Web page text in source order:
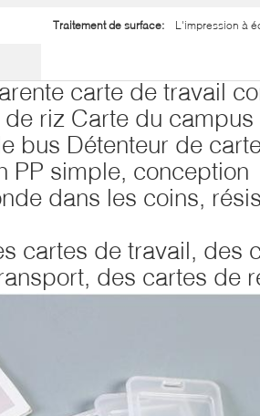
Traitement de surface: L'impression à
carte de travail
riz Carte du campus
bus Détenteur de
PP simple, conception
dans les coins,
cartes de travail, des
des cartes de